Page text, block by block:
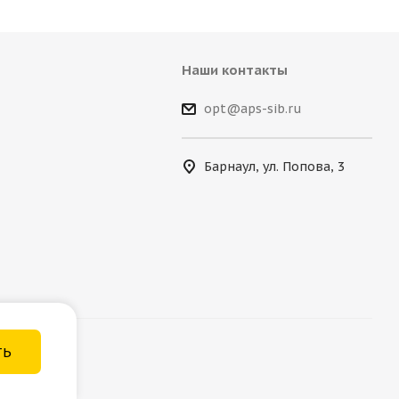
Наши контакты
opt@aps-sib.ru
Барнаул, ул. Попова, 3